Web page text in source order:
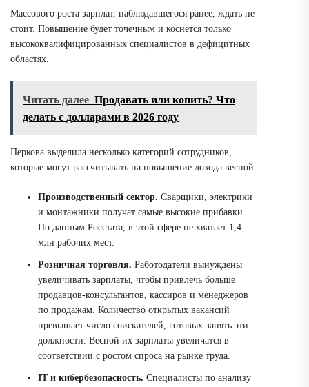
Массового роста зарплат, наблюдавшегося ранее, ждать не
стоит. Повышение будет точечным и коснется только
высококвалифицированных специалистов в дефицитных
областях.
Читать далее Продавать или копить? Что
делать с долларами в 2026 году
Перкова выделила несколько категорий сотрудников,
которые могут рассчитывать на повышение дохода весной:
Производственный сектор. Сварщики, электрики
и монтажники получат самые высокие прибавки.
По данным Росстата, в этой сфере не хватает 1,4
млн рабочих мест.
Розничная торговля. Работодатели вынуждены
увеличивать зарплаты, чтобы привлечь больше
продавцов-консультантов, кассиров и менеджеров
по продажам. Количество открытых вакансий
превышает число соискателей, готовых занять эти
должности. Весной их зарплаты увеличатся в
соответствии с ростом спроса на рынке труда.
IT и кибербезопасность. Специалисты по анализу